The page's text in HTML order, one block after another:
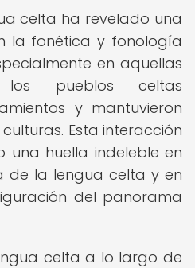
celta ha revelado una
la fonética y fonología
en aquellas
los pueblos celtas
y mantuvieron
Esta interacción
una huella indeleble en
de la lengua celta y en
del panorama
celta a lo largo de